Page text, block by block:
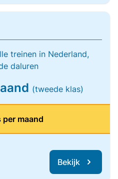
treinen in Nederland,
daluren
(tweede klas)
maand
Bekijk